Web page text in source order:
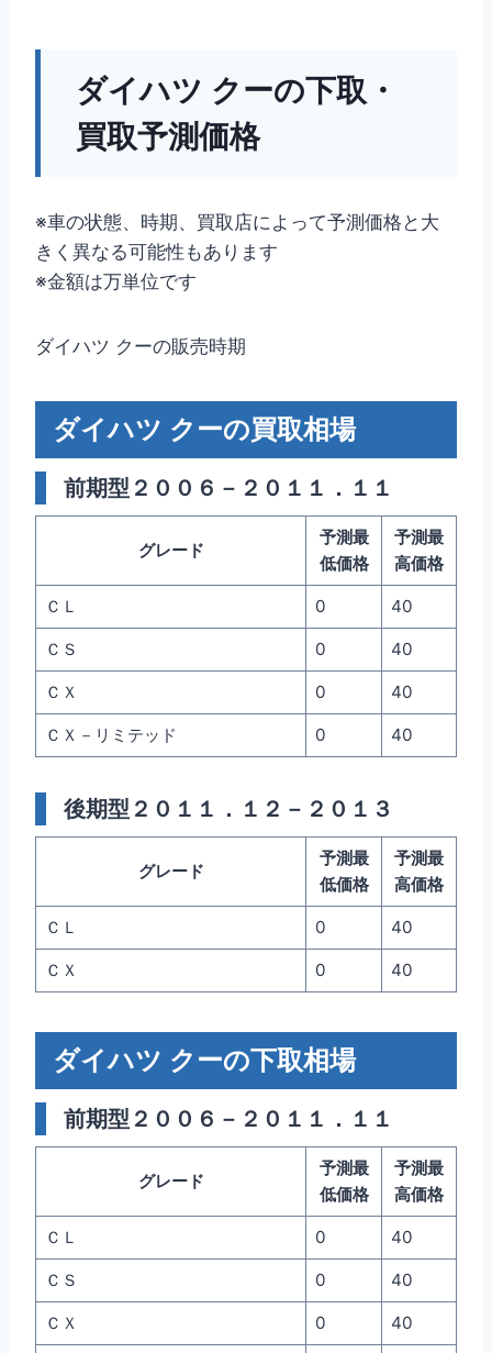
ダイハツ クーの下取・
買取予測価格
※車の状態、時期、買取店によって予測価格と大
きく異なる可能性もあります
※金額は万単位です
ダイハツ クーの販売時期
ダイハツ クーの買取相場
前期型２００６－２０１１．１１
グレード
予測最
低価格
予測最
高価格
ＣＬ 0 40
ＣＳ 0 40
ＣＸ 0 40
ＣＸ－リミテッド 0 40
後期型２０１１．１２－２０１３
グレード
予測最
低価格
予測最
高価格
ＣＬ 0 40
ＣＸ 0 40
ダイハツ クーの下取相場
前期型２００６－２０１１．１１
グレード
予測最
低価格
予測最
高価格
ＣＬ 0 40
ＣＳ 0 40
ＣＸ 0 40